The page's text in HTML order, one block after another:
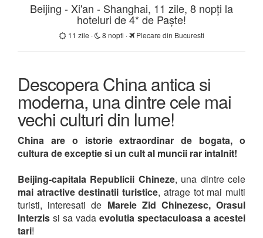
Beijing - Xi'an - Shanghai, 11 zile, 8 nopți la
hoteluri de 4* de Paște!
11 zile · 8 nopti · Plecare din Bucuresti
Descopera China antica si
moderna, una dintre cele mai
vechi culturi din lume!
China are o istorie extraordinar de bogata, o
cultura de exceptie si un cult al muncii rar intalnit!
Beijing-capitala Republicii Chineze, una dintre cele
mai atractive destinatii turistice, atrage tot mai multi
turisti, interesati de Marele Zid Chinezesc, Orasul
Interzis si sa vada evolutia spectaculoasa a acestei
tari!